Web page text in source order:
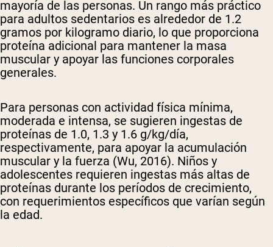
mayoría de las personas. Un rango más práctico
para adultos sedentarios es alrededor de 1.2
gramos por kilogramo diario, lo que proporciona
proteína adicional para mantener la masa
muscular y apoyar las funciones corporales
generales.
Para personas con actividad física mínima,
moderada e intensa, se sugieren ingestas de
proteínas de 1.0, 1.3 y 1.6 g/kg/día,
respectivamente, para apoyar la acumulación
muscular y la fuerza (Wu, 2016). Niños y
adolescentes requieren ingestas más altas de
proteínas durante los períodos de crecimiento,
con requerimientos específicos que varían según
la edad.